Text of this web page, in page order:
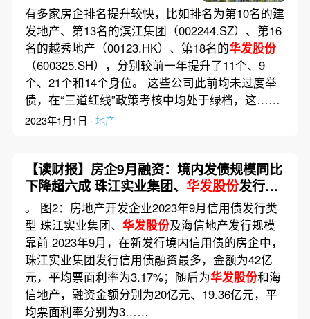
有多家房企排名提升较快，比如排名为第10名的建
发地产、第13名的滨江集团（002244.SZ）、第16
名的越秀地产（00123.HK）、第18名的华发股份
（600325.SH），分别较前一年提升了11个、9
个、21个和14个身位。 这些公司此前均未过度举
债，在“三道红线”政策考核中均处于绿档，这……
2023年1月1日 · 地产
【读财报】房企9月融资：境内发债规模同比
下降超六成 珠江实业集团、 华发股份发行规
模靠前
。 图2：房地产开发企业2023年9月信用债发行类
型 珠江实业集团、 华发股份及海信地产发行规模
靠前 2023年9月，在新发行境内信用债的房企中，
珠江实业集团发行信用债融资最多，金额为42亿
元，平均票面利率为3.17%；随后为华发股份和海
信地产，融资金额分别为20亿元、19.36亿元，平
均票面利率分别为3……